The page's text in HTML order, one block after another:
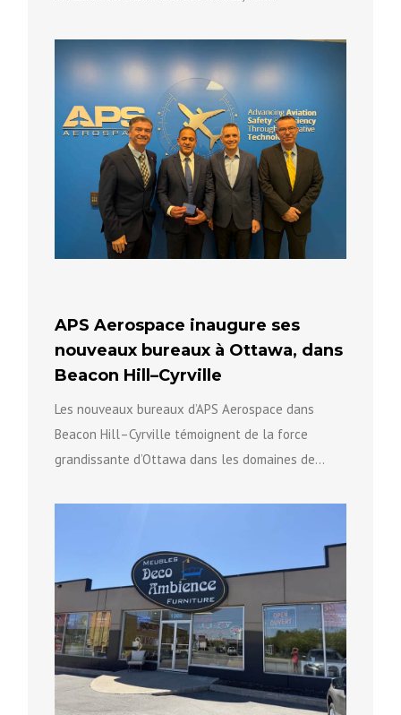
APS Aerospace inaugure ses
nouveaux bureaux à Ottawa, dans
Beacon Hill–Cyrville
Les nouveaux bureaux d’APS Aerospace dans
Beacon Hill–Cyrville témoignent de la force
grandissante d’Ottawa dans les domaines de
avancées...